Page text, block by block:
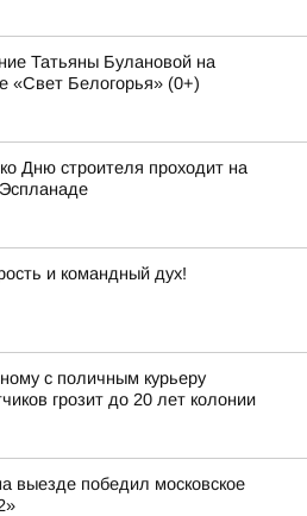
Татьяны Булановой на
«Свет Белогорья» (0+)
Дню строителя проходит на
и командный дух!
с поличным курьеру
грозит до 20 лет колонии
выезде победил московское